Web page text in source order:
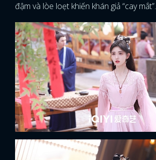
đậm và lòe loẹt khiến khán giả “cay mắt”.